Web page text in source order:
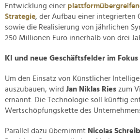
Entwicklung einer
Strategie, der Aufbau einer integrierten
sowie die Realisierung von jährlichen
250 Millionen Euro innerhalb von drei
KI und neue Geschäftsfelder im Fokus
Um den Einsatz von Künstlicher
auszubauen, wird Jan Niklas Ries zum
ernannt. Die Technologie soll künftig
Wertschöpfungskette des
Parallel dazu übernimmt Nicolas